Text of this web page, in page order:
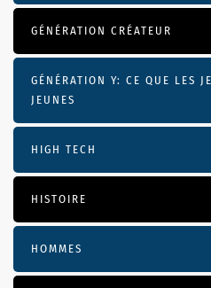
GÉNÉRATION CRÉATEUR
GÉNÉRATION Y: CE QUE LES
JEUNES
HIGH TECH
HISTOIRE
HOMMES